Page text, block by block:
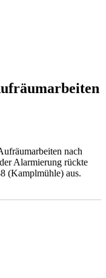
nach
Alarmierung rückte
(Kamplmühle) aus.